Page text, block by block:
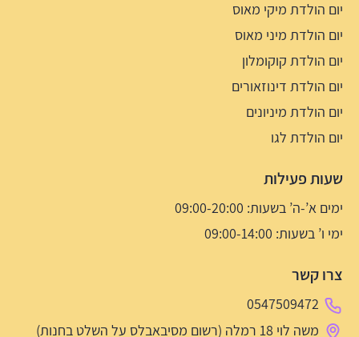
יום הולדת מיקי מאוס
יום הולדת מיני מאוס
יום הולדת קוקומלון
יום הולדת דינוזאורים
יום הולדת מיניונים
יום הולדת לגו
שעות פעילות
ימים א’-ה’ בשעות: 09:00-20:00
ימי ו’ בשעות: 09:00-14:00
צרו קשר
0547509472
משה לוי 18 רמלה (רשום מסיבאבלס על השלט בחנות)